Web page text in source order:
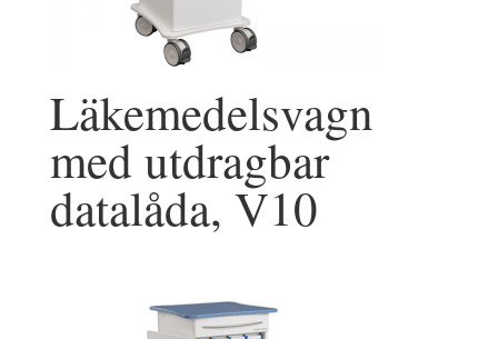
Läkemedelsvagn
med utdragbar
datalåda, V10